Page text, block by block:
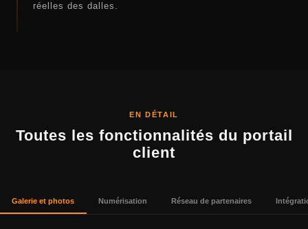
réelles des dalles.
EN DÉTAIL
Toutes les fonctionnalités du portail
client
Galerie et photos Numérisation Réseau de partenaires